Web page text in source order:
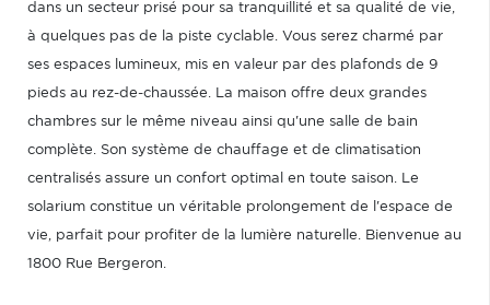
dans un secteur prisé pour sa tranquillité et sa qualité de vie,
à quelques pas de la piste cyclable. Vous serez charmé par
ses espaces lumineux, mis en valeur par des plafonds de 9
pieds au rez-de-chaussée. La maison offre deux grandes
chambres sur le même niveau ainsi qu'une salle de bain
complète. Son système de chauffage et de climatisation
centralisés assure un confort optimal en toute saison. Le
solarium constitue un véritable prolongement de l'espace de
vie, parfait pour profiter de la lumière naturelle. Bienvenue au
1800 Rue Bergeron.